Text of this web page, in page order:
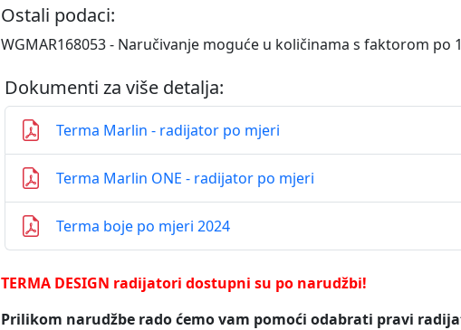
Ostali podaci:
WGMAR168053 - Naručivanje moguće u količinama s faktorom po
Dokumenti za više detalja:
Terma Marlin - radijator po mjeri
Terma Marlin ONE - radijator po mjeri
Terma boje po mjeri 2024
TERMA DESIGN radijatori dostupni su po narudžbi!
Prilikom narudžbe rado ćemo vam pomoći odabrati pravi